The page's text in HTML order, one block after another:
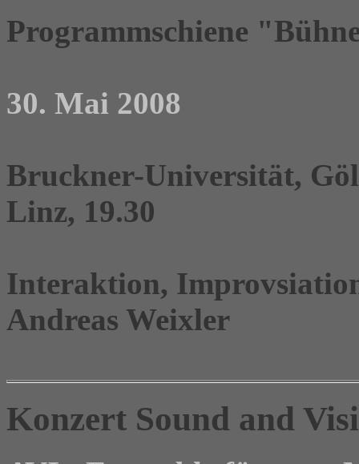
Programmschiene
30. Mai 2008
Bruckner-Universität,
Linz, 19.30
Interaktion,
Andreas Weixler
Konzert Sound and